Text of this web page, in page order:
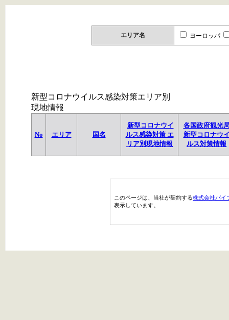
エリア名 ヨーロッパ
新型コロナウイルス感染対策エリア別
現地情報
No エリア 国名
新型コロナウイ
ルス感染対策 エ
リア別現地情報
各国政府観光
新型コロナウ
ルス対策情報
このページは、当社が契約する株式会社パイ
表示しています。